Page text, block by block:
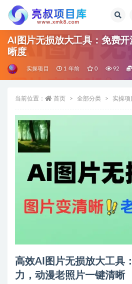
AI图片无损放大工具：免费
晰度
实操项目 1 年前 0 92
当前位置： 首页 全部分类 实操项
高效AI图片无损放大工具
力，动漫老照片一键清晰